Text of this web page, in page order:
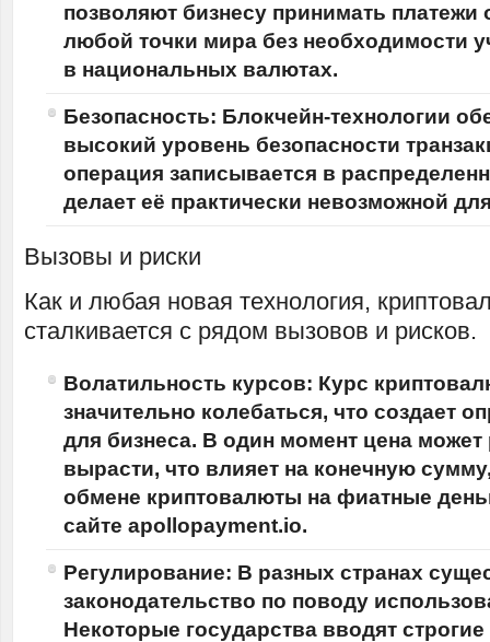
позволяют бизнесу принимать платежи
любой точки мира без необходимости
в национальных валютах.
Безопасность: Блокчейн-технологии
высокий уровень безопасности
операция записывается в
делает её практически невозможной
Вызовы и риски
Как и любая новая технология,
сталкивается с рядом вызовов и рисков.
Волатильность курсов: Курс
значительно колебаться, что создает
для бизнеса. В один момент цена может
вырасти, что влияет на конечную
обмене криптовалюты на фиатные
сайте apollopayment.io.
Регулирование: В разных странах
законодательство по поводу
Некоторые государства вводят